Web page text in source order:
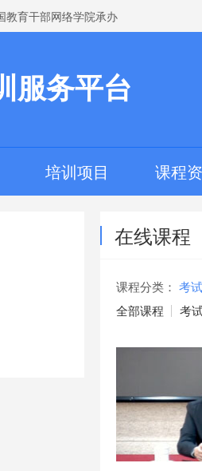
教育干部网络学院承办
服务平台
培训项目 课程
在线课程
课程分类：
考
全部课程
考